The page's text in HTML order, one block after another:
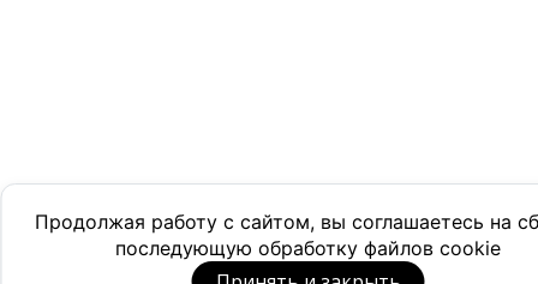
Продолжая работу с сайтом, вы соглашаетесь на
последующую обработку файлов cookie